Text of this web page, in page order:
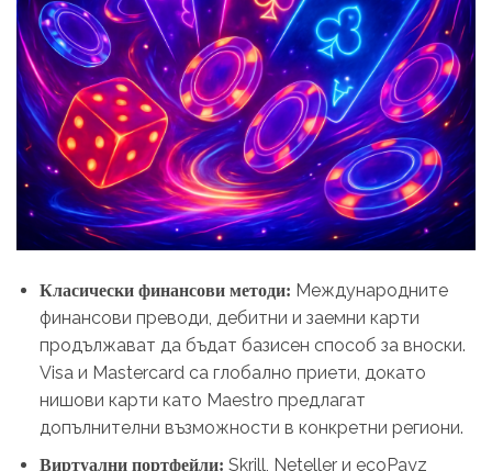
Класически финансови методи: Международните
финансови преводи, дебитни и заемни карти
продължават да бъдат базисен способ за вноски.
Visa и Mastercard са глобално приети, докато
нишови карти като Maestro предлагат
допълнителни възможности в конкретни региони.
Виртуални портфейли: Skrill, Neteller и ecoPayz